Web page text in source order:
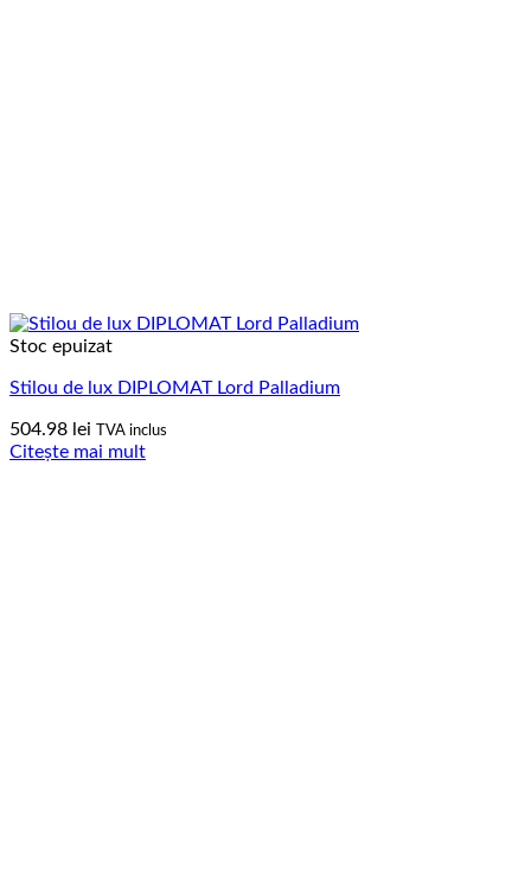
Stoc epuizat
Stilou de lux DIPLOMAT Lord Palladium
504.98 lei TVA inclus
Citește mai mult